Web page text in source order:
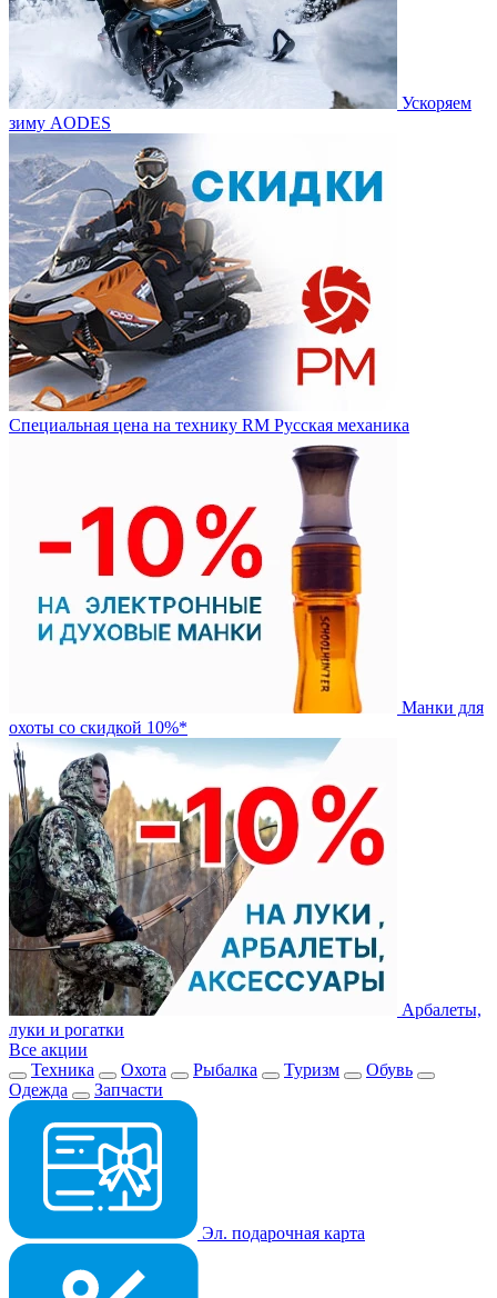
Ускоряем
зиму AODES
Специальная цена на технику RM Русская механика
Манки для
охоты со скидкой 10%*
Арбалеты,
луки и рогатки
Все акции
Техника
Охота Рыбалка Туризм
Обувь
Одежда
Запчасти
Эл. подарочная карта